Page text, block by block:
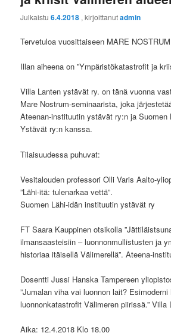
Julkaistu6.4.2018 , kirjoittanutadmin
Tervetuloa vuosittaiseen MARE
Illan aiheena on ”Ympäristökatastrofit ja
Villa Lanten ystävät ry. on tänä vuonna
Mare Nostrum-seminaarista, joka
Ateenan-instituutin ystävät ry:n ja Suomen
Ystävät ry:n kanssa.
Tilaisuudessa puhuvat:
Vesitalouden professori Olli Varis Aalto-
”Lähi-itä: tulenarkaa vettä”.
Suomen Lähi-idän instituutin ystävät ry
FT Saara Kauppinen otsikolla
ilmansaasteisiin – luonnonmullistusten ja
historiaa itäisellä Välimerellä”. Ateena-
Dosentti Jussi Hanska Tampereen
”Jumalan viha vai luonnon lait? Esimoderni
luonnonkatastrofit Välimeren piirissä.” Villa
Aika: 12.4.2018 Klo 18.00